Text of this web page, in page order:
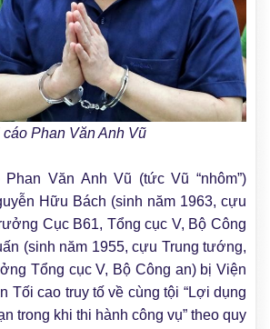
cáo Phan Văn Anh Vũ
Văn Anh Vũ (tức Vũ “nhôm”)
Hữu Bách (sinh năm 1963, cựu
Cục B61, Tổng cục V, Bộ Công
(sinh năm 1955, cựu Trung tướng,
Tổng cục V, Bộ Công an) bị Viện
Tối cao truy tố về cùng tội “Lợi dụng
trong khi thi hành công vụ” theo quy